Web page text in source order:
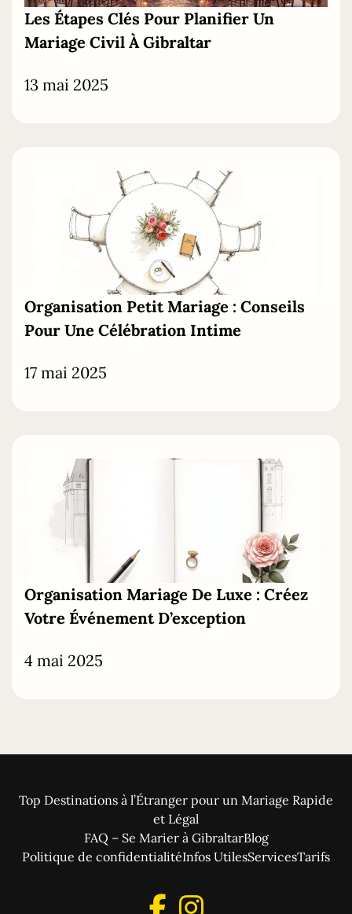
Les Étapes Clés Pour Planifier Un
Mariage Civil À Gibraltar
13 mai 2025
Organisation Petit Mariage : Conseils
Pour Une Célébration Intime
17 mai 2025
Organisation Mariage De Luxe : Créez
Votre Événement D’exception
4 mai 2025
Top Destinations à l’Étranger pour un Mariage Rapide
et Légal
FAQ – Se Marier à GibraltarBlog
Politique de confidentialitéInfos UtilesServicesTarifs